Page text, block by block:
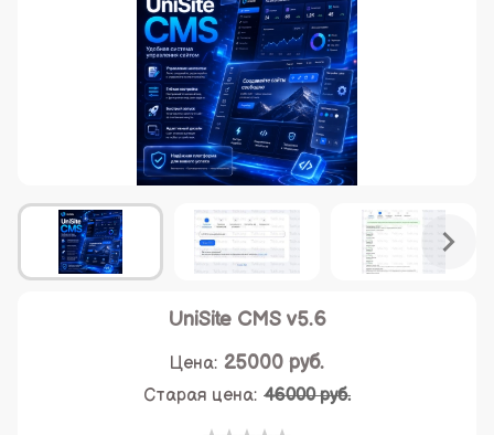
UniSite CMS v5.6
Цена: 25000 руб.
Старая цена: 46000 руб.